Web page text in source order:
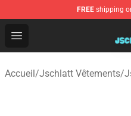
FREE shipping
Open menu
Jschlatt Store - Official
Accueil/Jschlatt Vêtements/